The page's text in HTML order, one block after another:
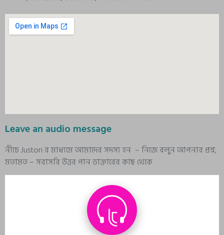
Leave an audio message
নীচে Justori র মাধ্যমে আমাদের সদস্য হন – নিজে বলুন আপনার প্রশ্ন,
মতামত – সরাসরি উত্তর পান ডাক্তারের কাছ থেকে